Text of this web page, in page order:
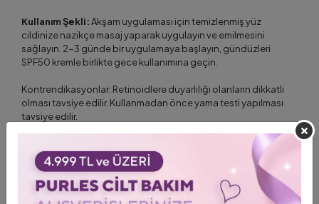
Kullanım Şekli:Akşam uygulaması için temizlenmiş yüz
cildinize nazikçe masaj yaparak uygulayın ve emilmesini
sağlayın. 2-3 günde bir uygulamaya başlayın, gündüzleri
SPF50 kremle birlikte gece kullanımına geçin.
Kontrendikasyonlar: Retinoidlere duyarlılığı olanların dikkatli
olması tavsiye edilir. Kullanmadan önce yama testi yapılması
tavsiye edilir.